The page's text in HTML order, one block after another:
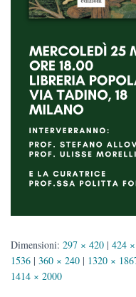
Dimensioni: 297 × 420 | 424
1536 | 360 × 240 | 1320 ×
1414 × 2000